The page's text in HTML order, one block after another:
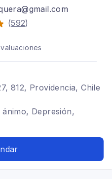
(592)
812, Providencia, Chile
Depresión,